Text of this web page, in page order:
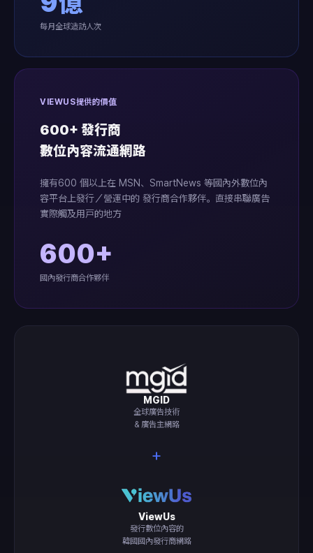
每月全球造訪人次
VIEWUS提供的價值
600+ 發行商
數位內容流通網路
擁有600 個以上在 MSN、SmartNews 等國內外數位內
容平台上發行／營運中的 發行商合作夥伴。直接串聯廣告
實際觸及用戶的地方
600+
國內發行商合作夥伴
MGID
全球廣告技術
& 廣告主網路
+
ViewUs
發行數位內容的
韓國國內發行商網路